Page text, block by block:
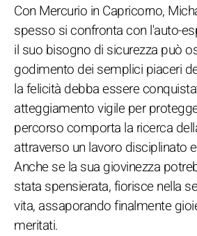
Con Mercurio in Capricorno,
spesso si confronta con l'auto-
il suo bisogno di sicurezza può
godimento dei semplici piaceri
la felicità debba essere
atteggiamento vigile per
percorso comporta la ricerca
attraverso un lavoro disciplinato
Anche se la sua giovinezza
stata spensierata, fiorisce nella
vita, assaporando finalmente
meritati.